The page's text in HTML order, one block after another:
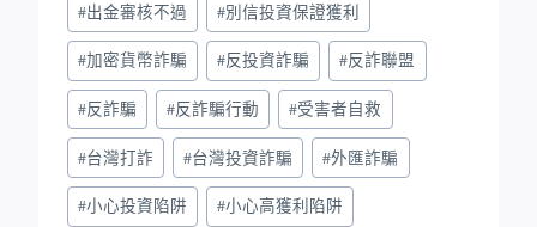
#出金審核不過 #別信投資保證獲利
#加密貨幣詐騙 #反投資詐騙 #反詐聯盟
#反詐騙 #反詐騙行動 #受害者自救
#台灣打詐 #台灣投資詐騙 #外匯詐騙
#小心投資陷阱 #小心高獲利陷阱